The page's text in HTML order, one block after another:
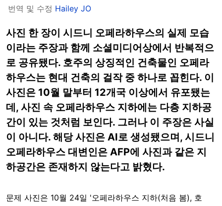
번역 및 수정 Hailey JO
사진 한 장이 시드니 오페라하우스의 실제 모습
이라는 주장과 함께 소셜미디어상에서 반복적으
로 공유됐다. 호주의 상징적인 건축물인 오페라
하우스는 현대 건축의 걸작 중 하나로 꼽힌다. 이
사진은 10월 말부터 12개국 이상에서 유포됐는
데, 사진 속 오페라하우스 지하에는 다층 지하공
간이 있는 것처럼 보인다. 그러나 이 주장은 사실
이 아니다. 해당 사진은 AI로 생성됐으며, 시드니
오페라하우스 대변인은 AFP에 사진과 같은 지
하공간은 존재하지 않는다고 밝혔다.
문제 사진은 10월 24일 '오페라하우스 지하(처음 봄), 호